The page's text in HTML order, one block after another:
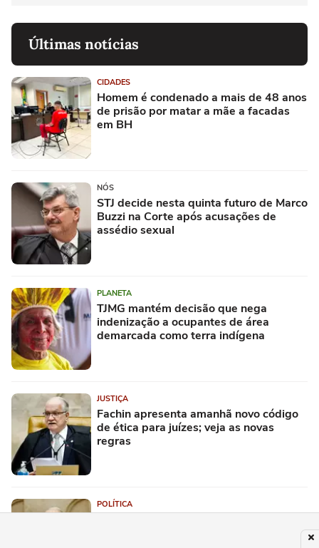
Últimas notícias
CIDADES
Homem é condenado a mais de 48 anos
de prisão por matar a mãe a facadas
em BH
NÓS
STJ decide nesta quinta futuro de Marco
Buzzi na Corte após acusações de
assédio sexual
PLANETA
TJMG mantém decisão que nega
indenização a ocupantes de área
demarcada como terra indígena
JUSTIÇA
Fachin apresenta amanhã novo código
de ética para juízes; veja as novas
regras
POLÍTICA
crítica, mas na convivência com ela', diz